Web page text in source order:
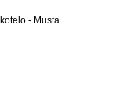
- Musta